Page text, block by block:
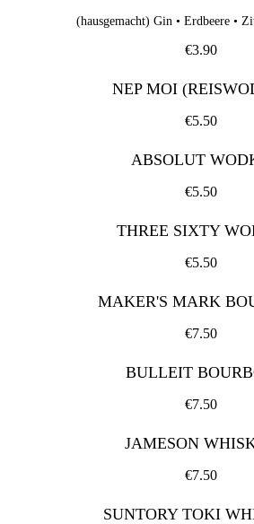
(hausgemacht) Gin • Erdbeere •
€3.90
NEP MOI
€5.50
ABSOLUT
€5.50
THREE SIXTY
€5.50
MAKER'S MARK
€7.50
BULLEIT
€7.50
JAMESON
€7.50
SUNTORY TOKI